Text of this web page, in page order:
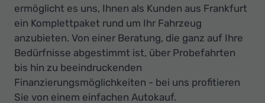
ermöglicht es uns, Ihnen als Kunden aus Frankfurt
ein Komplettpaket rund um Ihr Fahrzeug
anzubieten. Von einer Beratung, die ganz auf Ihre
Bedürfnisse abgestimmt ist, über Probefahrten
bis hin zu beeindruckenden
Finanzierungsmöglichkeiten - bei uns profitieren
Sie von einem einfachen Autokauf.